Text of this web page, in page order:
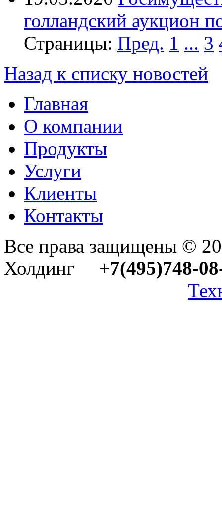
голландский аукцион
Страницы: Пред. 1 ... 3
Назад к списку новостей
Главная
О компании
Продукты
Услуги
Клиенты
Контакты
Все права защищены ©
Холдинг +7(495)748-